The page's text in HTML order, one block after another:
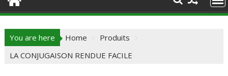
You are here Home
Produits
LA CONJUGAISON RENDUE FACILE